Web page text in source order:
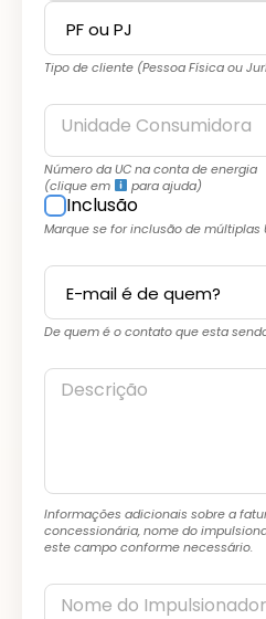
Tipo de cliente (Pessoa Física ou
Unidade Consumidora
Número da UC na conta de energia
(clique em
para ajuda)
Inclusão
Marque se for inclusão de múltiplas
De quem é o contato que esta
Descrição
Informações adicionais sobre a
concessionária, nome do
este campo conforme necessário.
Nome do Impulsionador